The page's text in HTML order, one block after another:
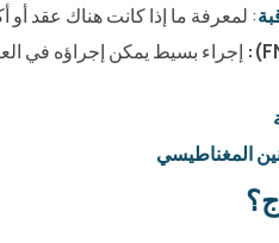
: لمعرفة ما إذا كانت هناك عقد أو
إجراء بسيط يمكن إجراؤه في
المغناطيسي